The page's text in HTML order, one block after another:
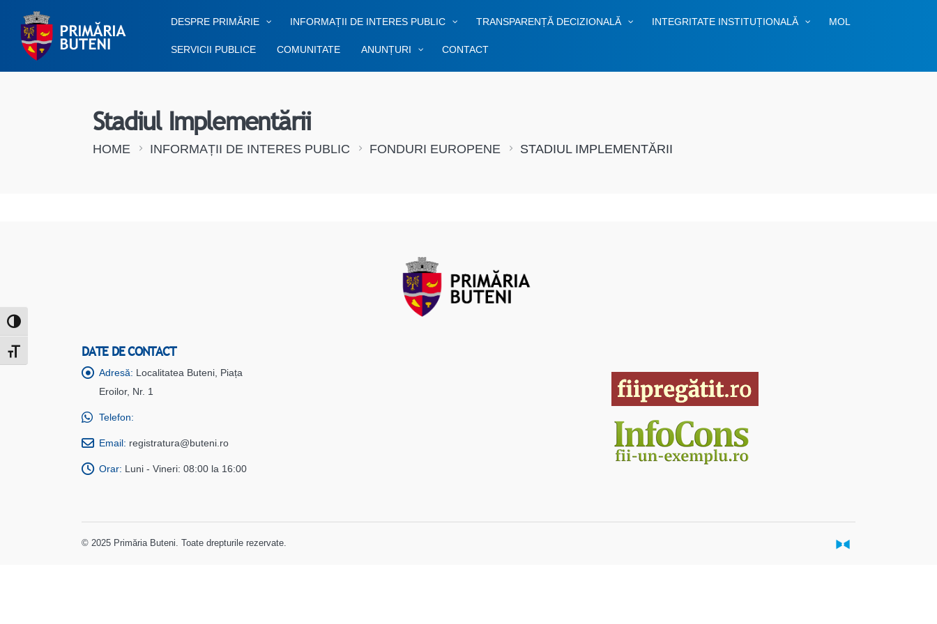
Toggle High Contrast
Toggle Font size
DESPRE PRIMĂRIE INFORMAȚII DE INTERES PUBLIC TRANSPARENȚĂ DECIZIONALĂ INTEGRITATE INSTITUȚIONALĂ MOL
SERVICII PUBLICE COMUNITATE ANUNȚURI CONTACT
Stadiul Implementării
HOME INFORMAȚII DE INTERES PUBLIC FONDURI EUROPENE STADIUL IMPLEMENTĂRII
DATE DE CONTACT
Adresă: Localitatea Buteni, Piața
Eroilor, Nr. 1
Telefon:
Email: registratura@buteni.ro
Orar: Luni - Vineri: 08:00 la 16:00
© 2025 Primăria Buteni. Toate drepturile rezervate.